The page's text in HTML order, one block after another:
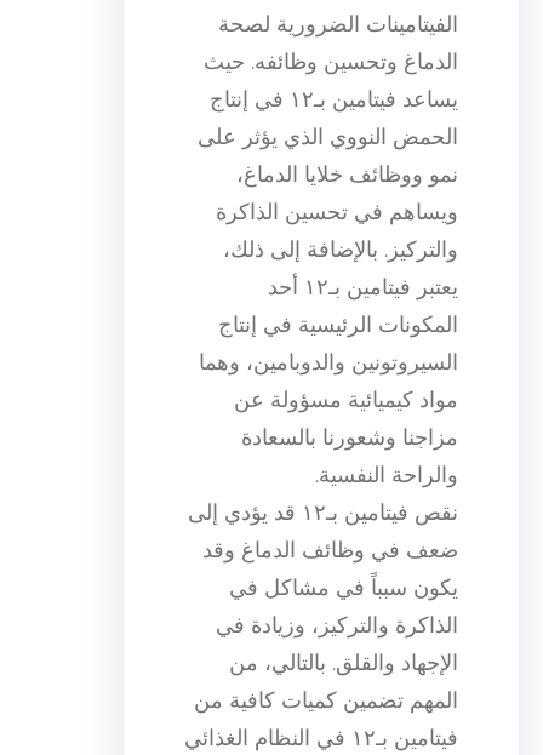
الفيتامينات الضرورية لصحة
الدماغ وتحسين وظائفه. حيث
يساعد فيتامين بـ١٢ في إنتاج
الحمض النووي الذي يؤثر على
نمو ووظائف خلايا الدماغ،
ويساهم في تحسين الذاكرة
والتركيز. بالإضافة إلى ذلك،
يعتبر فيتامين بـ١٢ أحد
المكونات الرئيسية في إنتاج
السيروتونين والدوبامين، وهما
مواد كيميائية مسؤولة عن
مزاجنا وشعورنا بالسعادة
والراحة النفسية.
نقص فيتامين بـ١٢ قد يؤدي إلى
ضعف في وظائف الدماغ وقد
يكون سبباً في مشاكل في
الذاكرة والتركيز، وزيادة في
الإجهاد والقلق. بالتالي، من
المهم تضمين كميات كافية من
فيتامين بـ١٢ في النظام الغذائي